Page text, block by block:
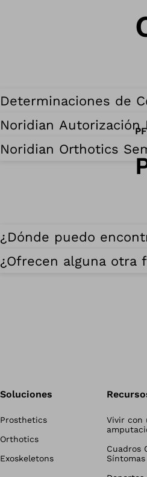
Determinaciones de
Noridian Autorización
Noridian Orthotics
PF
¿Dónde puedo
¿Ofrecen alguna otra
Soluciones
Prosthetics
Orthotics
Exoskeletons
Vivir con
Cuadros
Síntomas